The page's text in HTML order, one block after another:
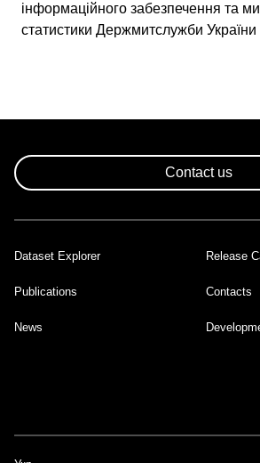
інформаційного забезпечення та
статистики Держмитслужби України
Contact us
Footer
Dataset Explorer Release
Publications Contacts
News